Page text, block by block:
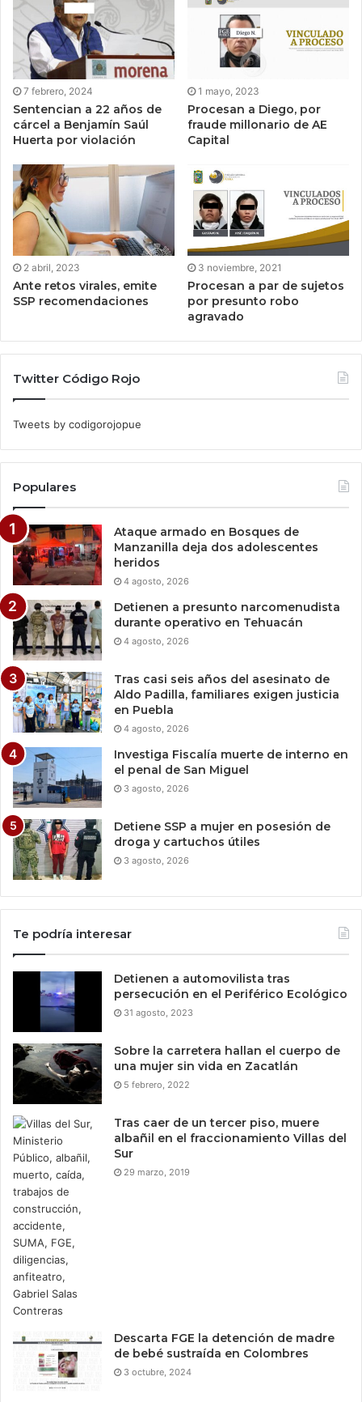
7 febrero, 2024
Sentencian a 22 años de
cárcel a Benjamín Saúl
Huerta por violación
1 mayo, 2023
Procesan a Diego, por
fraude millonario de AE
Capital
2 abril, 2023
Ante retos virales, emite
SSP recomendaciones
3 noviembre, 2021
Procesan a par de sujetos
por presunto robo
agravado
Twitter Código Rojo
Tweets by codigorojopue
Populares
Ataque armado en Bosques de
Manzanilla deja dos adolescentes
heridos
4 agosto, 2026
Detienen a presunto narcomenudista
durante operativo en Tehuacán
4 agosto, 2026
Tras casi seis años del asesinato de
Aldo Padilla, familiares exigen justicia
en Puebla
4 agosto, 2026
Investiga Fiscalía muerte de interno en
el penal de San Miguel
3 agosto, 2026
Detiene SSP a mujer en posesión de
droga y cartuchos útiles
3 agosto, 2026
Te podría interesar
Detienen a automovilista tras
persecución en el Periférico Ecológico
31 agosto, 2023
Sobre la carretera hallan el cuerpo de
una mujer sin vida en Zacatlán
5 febrero, 2022
Tras caer de un tercer piso, muere
albañil en el fraccionamiento Villas del
Sur
29 marzo, 2019
Descarta FGE la detención de madre
de bebé sustraída en Colombres
3 octubre, 2024